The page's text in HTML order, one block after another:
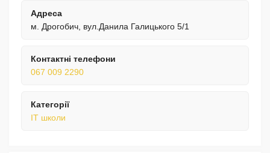
Адреса
м. Дрогобич, вул.Данила Галицького 5/1
Контактні телефони
067 009 2290
Категорії
IT школи